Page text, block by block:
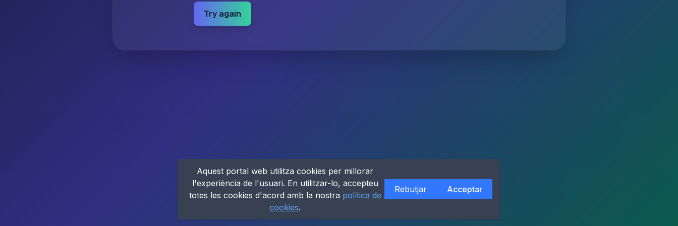
Try again
Aquest portal web utilitza cookies per millorar
l'experiència de l'usuari. En utilitzar-lo, accepteu
totes les cookies d'acord amb la nostra política de
cookies.
Rebutjar Acceptar